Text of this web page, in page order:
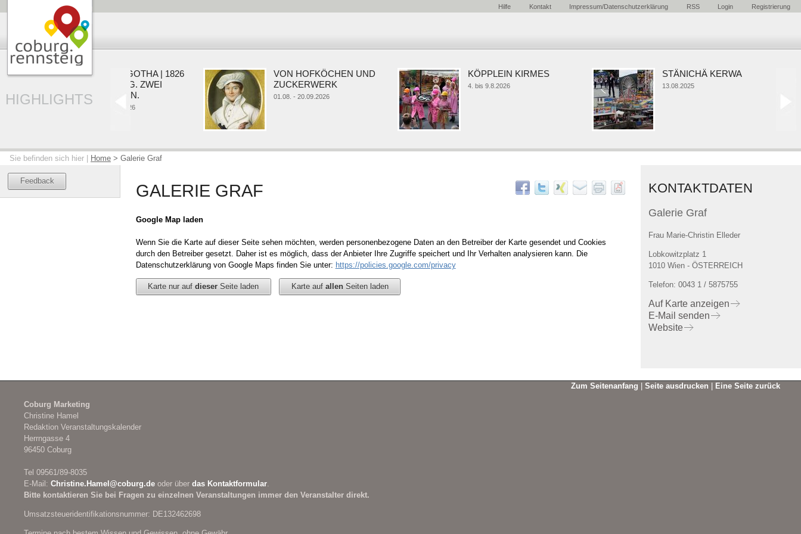
Hilfe Kontakt Impressum/Datenschutzerklärung RSS Login Registrierung
HIGHLIGHTS
COBURG | GOTHA | 1826
EIN HERZOG. ZWEI
RESIDENZEN.
22.05. - 20.09.2026
VON HOFKÖCHEN UND
ZUCKERWERK
01.08. - 20.09.2026
KÖPPLEIN KIRMES
4. bis 9.8.2026
STÄNICHÄ KERWA
13.08.2025
Sie befinden sich hier | Home > Galerie Graf
KONTAKTDATEN
Galerie Graf
Frau Marie-Christin Elleder
Lobkowitzplatz 1
1010 Wien - ÖSTERREICH
Telefon: 0043 1 / 5875755
Auf Karte anzeigen
E-Mail senden
Website
Feedback GALERIE GRAF
Google Map laden
Wenn Sie die Karte auf dieser Seite sehen möchten, werden personenbezogene Daten an den Betreiber der Karte gesendet und Cookies
durch den Betreiber gesetzt. Daher ist es möglich, dass der Anbieter Ihre Zugriffe speichert und Ihr Verhalten analysieren kann. Die
Datenschutzerklärung von Google Maps finden Sie unter: https://policies.google.com/privacy
Karte nur aufdieser Seite laden Karte auf allenSeiten laden
Zum Seitenanfang Seite ausdrucken Eine Seite zurück
Coburg Marketing
Christine Hamel
Redaktion Veranstaltungskalender
Herrngasse 4
96450 Coburg
Tel 09561/89-8035
E-Mail: Christine.Hamel@coburg.de oder über das Kontaktformular
Bitte kontaktieren Sie bei Fragen zu einzelnen Veranstaltungen immer den Veranstalter direkt.
Umsatzsteueridentifikationsnummer: DE132462698